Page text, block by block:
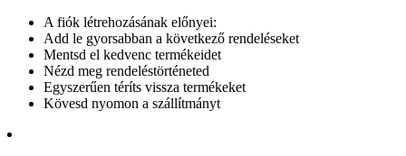
A fiók létrehozásának előnyei:
Add le gyorsabban a következő rendeléseket
Mentsd el kedvenc termékeidet
Nézd meg rendeléstörténeted
Egyszerűen téríts vissza termékeket
Kövesd nyomon a szállítmányt